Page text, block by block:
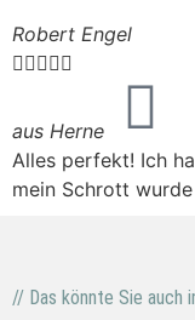
Robert Engel

aus Herne
Alles perfekt! Ich
mein Schrott
// Das könnte Sie auch